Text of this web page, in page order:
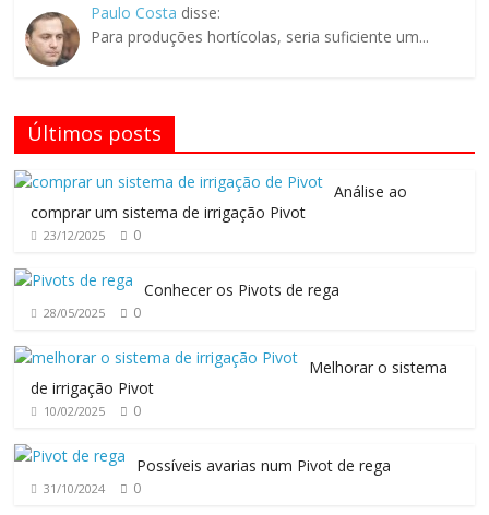
Paulo Costa disse:
Para produções hortícolas, seria suficiente um...
Últimos posts
Análise ao
comprar um sistema de irrigação Pivot
23/12/2025 0
Conhecer os Pivots de rega
28/05/2025 0
Melhorar o sistema
de irrigação Pivot
10/02/2025 0
Possíveis avarias num Pivot de rega
31/10/2024 0